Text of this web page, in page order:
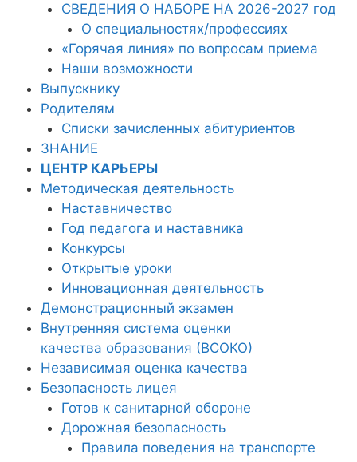
СВЕДЕНИЯ О НАБОРЕ НА 2026-2027 год
О специальностях/профессиях
«Горячая линия» по вопросам приема
Наши возможности
Выпускнику
Родителям
Списки зачисленных абитуриентов
ЗНАНИЕ
ЦЕНТР КАРЬЕРЫ
Методическая деятельность
Наставничество
Год педагога и наставника
Конкурсы
Открытые уроки
Инновационная деятельность
Демонстрационный экзамен
Внутренняя система оценки
качества образования (ВСОКО)
Независимая оценка качества
Безопасность лицея
Готов к санитарной обороне
Дорожная безопасность
Правила поведения на транспорте